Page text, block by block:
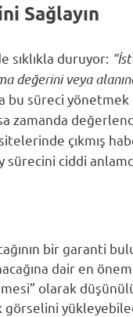
Sağlayın
sıklıkla duruyor:
değerini veya
bu süreci
zamanda
çıkmış
ciddi
bir garanti
dair en
olarak